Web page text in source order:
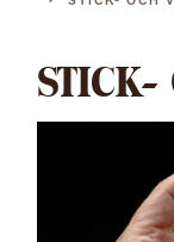
STICK-